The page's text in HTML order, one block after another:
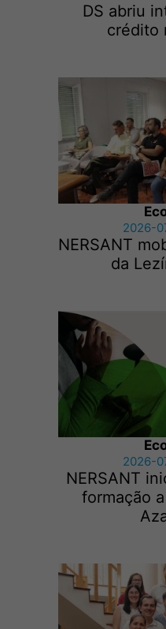
DS abriu
crédito
2026-
NERSANT
da
2026-
NERSANT
formação